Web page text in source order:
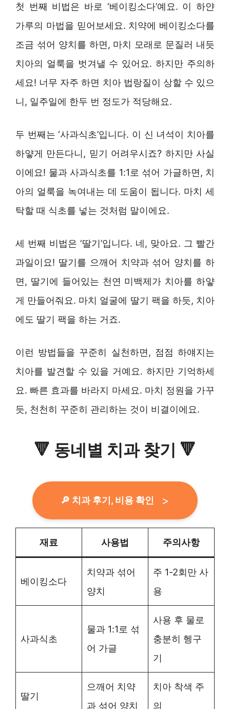
첫 번째 비법은 바로 ‘베이킹소다’예요. 이 하얀
가루의 마법을 믿어보세요. 치약에 베이킹소다를
조금 섞어 양치를 하면, 마치 모래로 문질러 내듯
치아의 얼룩을 벗겨낼 수 있어요. 하지만 주의하
세요! 너무 자주 하면 치아 법랑질이 상할 수 있으
니, 일주일에 한두 번 정도가 적당해요.
두 번째는 ‘사과식초’입니다. 이 신 녀석이 치아를
하얗게 만든다니, 믿기 어려우시죠? 하지만 사실
이에요! 물과 사과식초를 1:1로 섞어 가글하면, 치
아의 얼룩을 녹여내는 데 도움이 됩니다. 마치 세
탁할 때 식초를 넣는 것처럼 말이에요.
세 번째 비법은 ‘딸기’입니다. 네, 맞아요. 그 빨간
과일이요! 딸기를 으깨어 치약과 섞어 양치를 하
면, 딸기에 들어있는 천연 미백제가 치아를 하얗
게 만들어줘요. 마치 얼굴에 딸기 팩을 하듯, 치아
에도 딸기 팩을 하는 거죠.
이런 방법들을 꾸준히 실천하면, 점점 하얘지는
치아를 발견할 수 있을 거예요. 하지만 기억하세
요. 빠른 효과를 바라지 마세요. 마치 정원을 가꾸
듯, 천천히 꾸준히 관리하는 것이 비결이에요.
🔻 동네별 치과 찾기 🔻
🔎 치과 후기, 비용 확인
재료 사용법 주의사항
베이킹소다
치약과 섞어
양치
주 1-2회만 사
용
사과식초
물과 1:1로 섞
어 가글
사용 후 물로
충분히 헹구
기
딸기
으깨어 치약
과 섞어 양치
치아 착색 주
의